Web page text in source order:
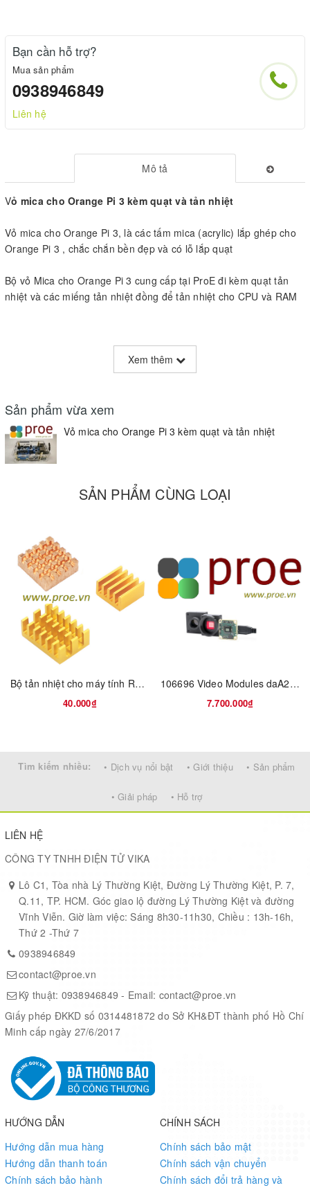
Bạn cần hỗ trợ?
Mua sản phẩm
0938946849
Liên hệ
Mô tả
Vỏ mica cho Orange Pi 3 kèm quạt và tản nhiệt
Vỏ mica cho Orange Pi 3, là các tấm mica (acrylic) lắp ghép cho
Orange Pi 3 , chắc chắn bền đẹp và có lỗ lắp quạt
Bộ vỏ Mica cho Orange Pi 3 cung cấp tại ProE đi kèm quạt tản
nhiệt và các miếng tản nhiệt đồng để tản nhiệt cho CPU và RAM
Xem thêm
Sản phẩm vừa xem
Vỏ mica cho Orange Pi 3 kèm quạt và tản nhiệt
SẢN PHẨM CÙNG LOẠI
Bộ tản nhiệt cho máy tính Raspberry Pi 4
40.000₫
106696 Video Modules daA2500-14uc MT9P031, CS-Mount
7.700.000₫
Tìm kiếm nhiều: • Dịch vụ nổi bật • Giới thiệu • Sản phẩm
• Giải pháp • Hỗ trợ
LIÊN HỆ
CÔNG TY TNHH ĐIỆN TỬ VIKA
Lô C1, Tòa nhà Lý Thường Kiệt, Đường Lý Thường Kiệt, P. 7,
Q.11, TP. HCM. Góc giao lộ đường Lý Thường Kiệt và đường
Vĩnh Viễn. Giờ làm việc: Sáng 8h30-11h30, Chiều : 13h-16h,
Thứ 2 -Thứ 7
0938946849
contact@proe.vn
Kỹ thuật: 0938946849 - Email: contact@proe.vn
Giấy phép ĐKKD số 0314481872 do Sở KH&ĐT thành phố Hồ Chí
Minh cấp ngày 27/6/2017
HƯỚNG DẪN
Hướng dẫn mua hàng
Hướng dẫn thanh toán
Chính sách bảo hành
CHÍNH SÁCH
Chính sách bảo mật
Chính sách vận chuyển
Chính sách đổi trả hàng và